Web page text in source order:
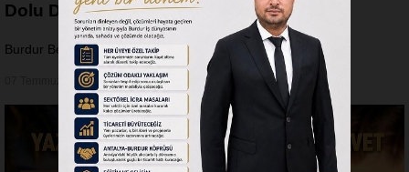
Dolu Davet
Burdur Belediyesi’nden Yaz Akşamlarına Müzik Dolu Davet
07 Temmuz 2026 - Salı 10:41